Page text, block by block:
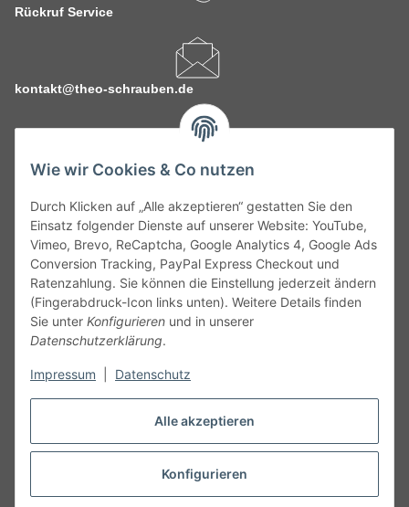
Alle akzeptieren
Konfigurieren
Wie wir Cookies & Co nutzen
Durch Klicken auf „Alle akzeptieren“ gestatten Sie den
Einsatz folgender Dienste auf unserer Website: YouTube,
Vimeo, Brevo, ReCaptcha, Google Analytics 4, Google Ads
Conversion Tracking, PayPal Express Checkout und
Ratenzahlung. Sie können die Einstellung jederzeit ändern
(Fingerabdruck-Icon links unten). Weitere Details finden
Sie unter Konfigurieren und in unserer
Datenschutzerklärung.
Impressum Datenschutz
Rückruf Service
kontakt@theo-schrauben.de
Service
Gesetzliche Informationen
Alle technischen Angaben ohne Gewähr. Irrtümer und fehlerhafte
Angaben vorbehalten. Wenn Sie Datenblätter oder spezielle
unseren Kundenservice. Abbildungen der Artikel können
Vertrag widerrufen